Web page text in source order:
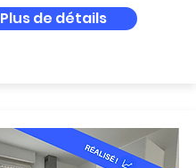
Plus de détails